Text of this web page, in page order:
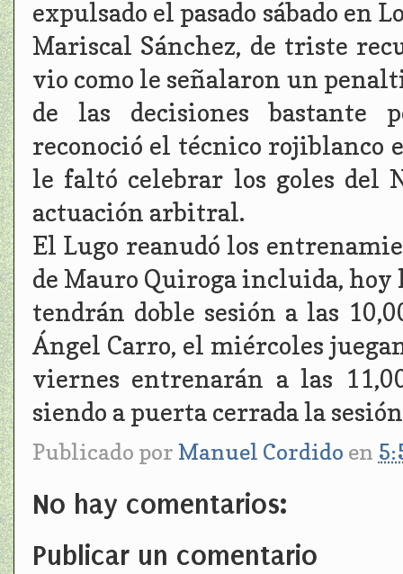
expulsado el pasado sábado en
Mariscal Sánchez, de triste
vio como le señalaron un
de las decisiones bastante
reconoció el técnico rojiblanco
le faltó celebrar los goles del
actuación arbitral.
El Lugo reanudó los
de Mauro Quiroga incluida, hoy
tendrán doble sesión a las
Ángel Carro, el miércoles
viernes entrenarán a las
siendo a puerta cerrada la
Publicado por Manuel Cordido en
No hay comentarios:
Publicar un comentario